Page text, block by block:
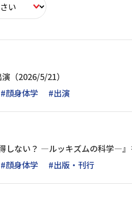
（2026/5/21）
#顔身体学 #出演
しない？ ―ルッキズムの科学―
#顔身体学 #出版・刊行